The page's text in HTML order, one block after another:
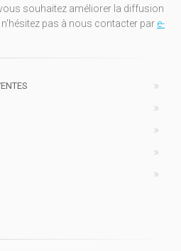
souhaitez améliorer la diffusion
pas à nous contacter par e-